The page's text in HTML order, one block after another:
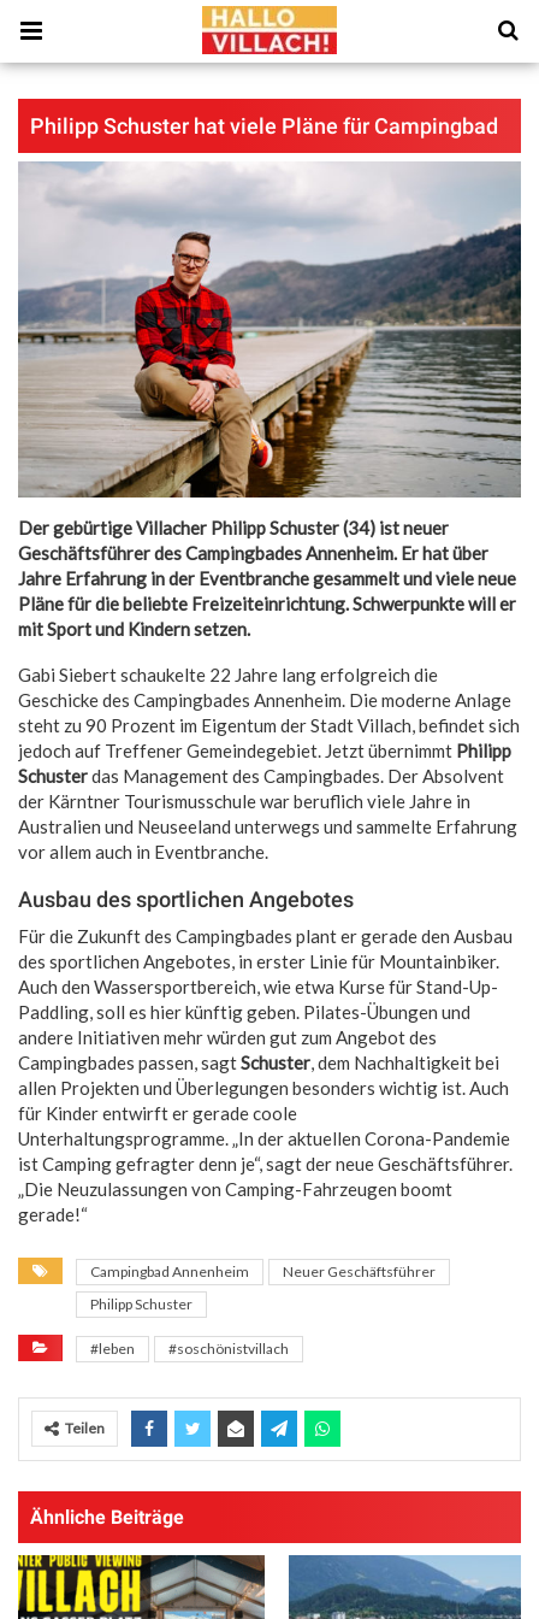
Philipp Schuster hat viele Pläne für Campingbad
Der gebürtige Villacher Philipp Schuster (34) ist neuer
Geschäftsführer des Campingbades Annenheim. Er hat über
Jahre Erfahrung in der Eventbranche gesammelt und viele neue
Pläne für die beliebte Freizeiteinrichtung. Schwerpunkte will er
mit Sport und Kindern setzen.
Gabi Siebert schaukelte 22 Jahre lang erfolgreich die
Geschicke des Campingbades Annenheim. Die moderne Anlage
steht zu 90 Prozent im Eigentum der Stadt Villach, befindet sich
jedoch auf Treffener Gemeindegebiet. Jetzt übernimmt Philipp
Schusterdas Management des Campingbades. Der Absolvent
der Kärntner Tourismusschule war beruflich viele Jahre in
Australien und Neuseeland unterwegs und sammelte Erfahrung
vor allem auch in Eventbranche.
Ausbau des sportlichen Angebotes
Für die Zukunft des Campingbades plant er gerade den Ausbau
des sportlichen Angebotes, in erster Linie für Mountainbiker.
Auch den Wassersportbereich, wie etwa Kurse für Stand-Up-
Paddling, soll es hier künftig geben. Pilates-Übungen und
andere Initiativen mehr würden gut zum Angebot des
Campingbades passen, sagtSchuster, dem Nachhaltigkeit bei
allen Projekten und Überlegungen besonders wichtig ist. Auch
für Kinder entwirft er gerade coole
Unterhaltungsprogramme. „In der aktuellen Corona-Pandemie
ist Camping gefragter denn je“, sagt der neue Geschäftsführer.
„Die Neuzulassungen von Camping-Fahrzeugen boomt
gerade!“
Campingbad Annenheim
Neuer Geschäftsführer
Philipp Schuster
#leben #soschönistvillach
Teilen
Ähnliche Beiträge